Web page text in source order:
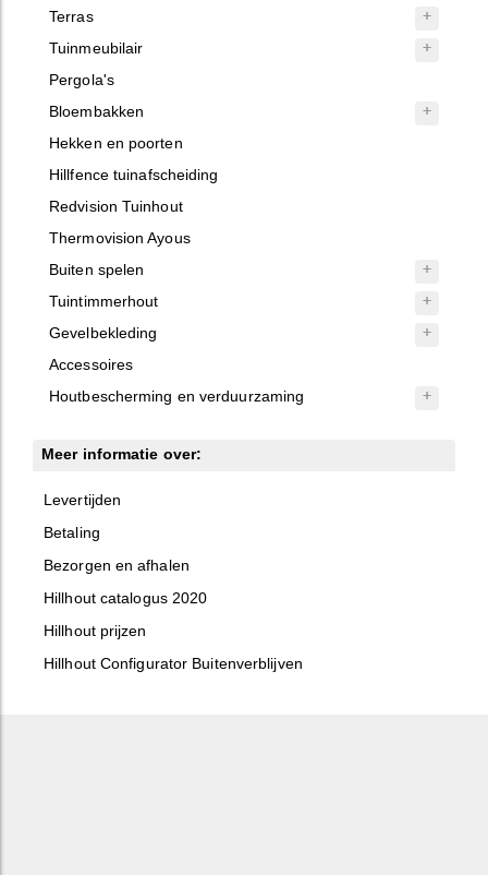
Terras
Tuinmeubilair
Pergola's
Bloembakken
Hekken en poorten
Hillfence tuinafscheiding
Redvision Tuinhout
Thermovision Ayous
Buiten spelen
Tuintimmerhout
Gevelbekleding
Accessoires
Houtbescherming en verduurzaming
Meer informatie over:
Levertijden
Betaling
Bezorgen en afhalen
Hillhout catalogus 2020
Hillhout prijzen
Hillhout Configurator Buitenverblijven